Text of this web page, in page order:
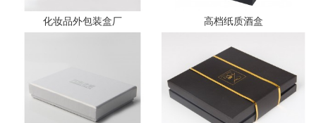
化妆品外包装盒厂 高档纸质酒盒